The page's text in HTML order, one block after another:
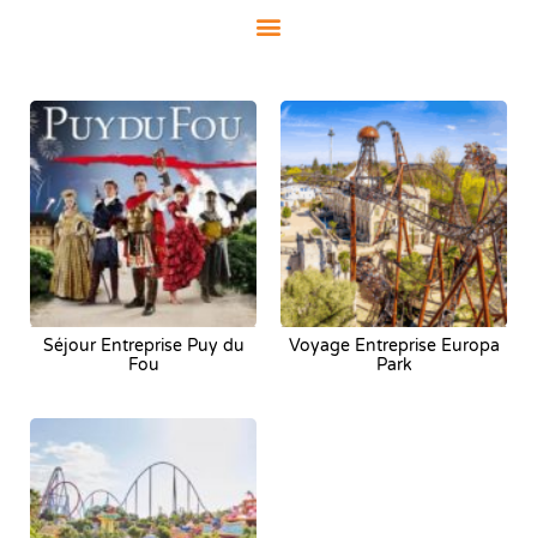
Séjour Entreprise Puy du
Fou
Voyage Entreprise Europa
Park